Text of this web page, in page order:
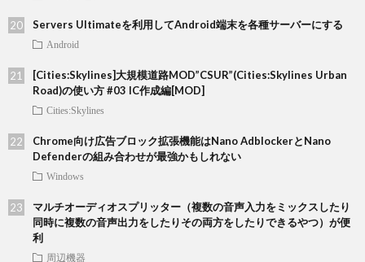
Servers Ultimateを利用してAndroid端末を各種サーバーにする
Android
[Cities:Skylines]大規模道路MOD”CSUR”(Cities:Skylines Urban
Road)の使い方 #03 IC作成編[MOD]
Cities:Skylines
Chrome向け広告ブロック拡張機能はNano AdblockerとNano
Defenderの組み合わせが最強かもしれない
Windows
マルチオーディオスプリッター（複数の音声入力をミックスしたり
同時に複数の音声出力をしたりその両方をしたりできるやつ）が便
利
周辺機器